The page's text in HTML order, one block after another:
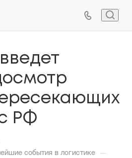
РФ
события в логистике —